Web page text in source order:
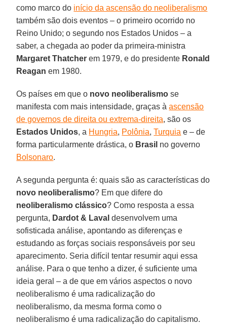
como marco do início da ascensão do neoliberalismo
também são dois eventos – o primeiro ocorrido no
Reino Unido; o segundo nos Estados Unidos – a
saber, a chegada ao poder da primeira-ministra
Margaret Thatcher em 1979, e do presidente Ronald
Reagan em 1980.
Os países em que o novo neoliberalismo se
manifesta com mais intensidade, graças àascensão
de governos de direita ou extrema-direita, são os
Estados Unidos, a Hungria, Polônia,Turquia e – de
forma particularmente drástica, o Brasil no governo
Bolsonaro.
A segunda pergunta é: quais são as características do
novo neoliberalismo? Em que difere do
neoliberalismo clássico? Como resposta a essa
pergunta, Dardot & Laval desenvolvem uma
sofisticada análise, apontando as diferenças e
estudando as forças sociais responsáveis por seu
aparecimento. Seria difícil tentar resumir aqui essa
análise. Para o que tenho a dizer, é suficiente uma
ideia geral – a de que em vários aspectos o novo
neoliberalismo é uma radicalização do
neoliberalismo, da mesma forma como o
neoliberalismo é uma radicalização do capitalismo.